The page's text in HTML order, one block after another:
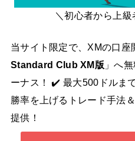
＼初心者から上
当サイト限定で、XMの口座
Standard Club XM版 」へ
ーナス！ ✔️ 最大500ドルま
勝率を上げるトレード手法
提供！